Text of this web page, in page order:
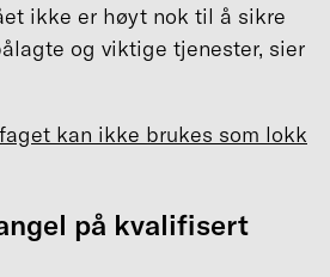
ikke er høyt nok til å sikre
og viktige tjenester, sier
kan ikke brukes som lokk
på kvalifisert